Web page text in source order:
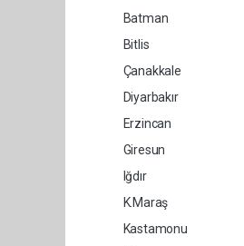
Batman
Bitlis
Çanakkale
Diyarbakır
Erzincan
Giresun
Iğdır
K.Maraş
Kastamonu